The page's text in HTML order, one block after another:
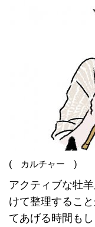
( カルチャー )
アクティブな牡
けて整理するこ
てあげる時間も